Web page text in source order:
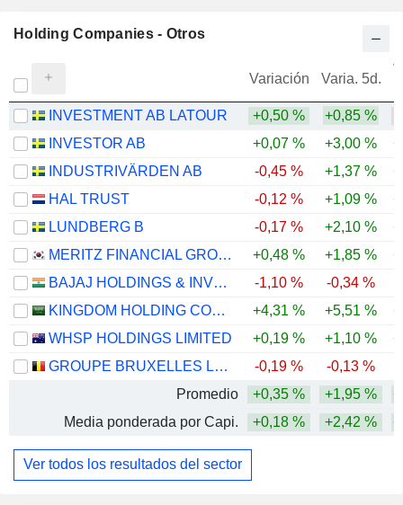
Holding Companies - Otros
Variación Varia. 5d.
INVESTMENT AB LATOUR +0,50 % +0,85 %
INVESTOR AB
+0,07 % +3,00 %
INDUSTRIVÄRDEN AB
-0,45 % +1,37 %
HAL TRUST
-0,12 % +1,09 %
LUNDBERG B
-0,17 % +2,10 %
MERITZ FINANCIAL GROUP INC.
+0,48 % +1,85 %
BAJAJ HOLDINGS & INVESTMENT LIMITED
-1,10 % -0,34 %
KINGDOM HOLDING COMPANY
+4,31 % +5,51 %
WHSP HOLDINGS LIMITED
+0,19 % +1,10 %
GROUPE BRUXELLES LAMBERT SA
-0,19 % -0,13 %
Promedio
+0,35 % +1,95 %
Media ponderada por Capi.
+0,18 % +2,42 %
Ver todos los resultados del sector